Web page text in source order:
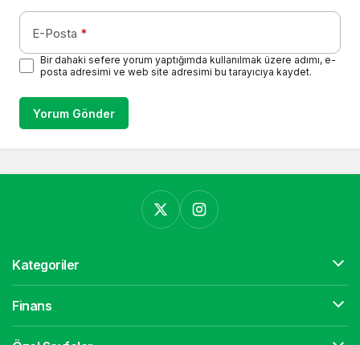
E-Posta *
Bir dahaki sefere yorum yaptığımda kullanılmak üzere adımı, e-
posta adresimi ve web site adresimi bu tarayıcıya kaydet.
Yorum Gönder
Kategoriler
Finans